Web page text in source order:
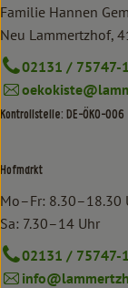
Familie Hannen
Neu Lammertzhof,
02131 / 75747-
Kontrollstelle: DE-ÖKO-006
Hofmarkt
Mo–Fr: 8.30–18.30
Sa: 7.30–14 Uhr
02131 / 75747-